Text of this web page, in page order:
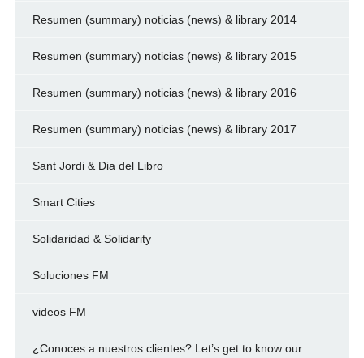
Resumen (summary) noticias (news) & library 2014
Resumen (summary) noticias (news) & library 2015
Resumen (summary) noticias (news) & library 2016
Resumen (summary) noticias (news) & library 2017
Sant Jordi & Dia del Libro
Smart Cities
Solidaridad & Solidarity
Soluciones FM
videos FM
¿Conoces a nuestros clientes? Let’s get to know our